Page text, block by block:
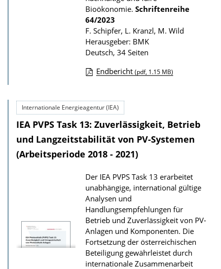
t
i
o
n
Bioökonomie. Schriftenreihe
64/2023
F. Schipfer, L. Kranzl, M. Wild
Herausgeber: BMK
Deutsch, 34 Seiten
w
n
l
o
d
s
z
u
r
P
u
Endbericht (pdf, 1.15 MB)
Internationale Energieagentur (IEA)
IEA PVPS Task 13: Zuverlässigkeit, Betrieb
und Langzeitstabilität von PV-Systemen
(Arbeitsperiode 2018 - 2021)
Der IEA PVPS Task 13 erarbeitet
unabhängige, international gültige
Analysen und
Handlungsempfehlungen für
Betrieb und Zuverlässigkeit von PV-
Anlagen und Komponenten. Die
Fortsetzung der österreichischen
Beteiligung gewährleistet durch
internationale Zusammenarbeit